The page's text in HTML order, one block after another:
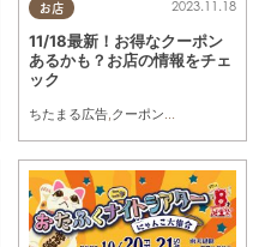
お店 2023.11.18
11/18最新！お得なクーポン
あるかも？お店の情報をチェ
ック
ちたまる広告, クーポン